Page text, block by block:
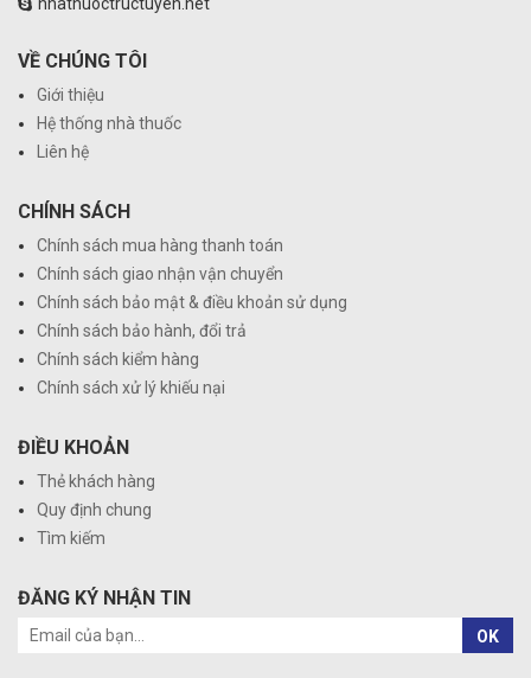
VỀ CHÚNG TÔI
Giới thiệu
Hệ thống nhà thuốc
Liên hệ
CHÍNH SÁCH
Chính sách mua hàng thanh toán
Chính sách giao nhận vận chuyển
Chính sách bảo mật & điều khoản sử dụng
Chính sách bảo hành, đổi trả
Chính sách kiểm hàng
Chính sách xử lý khiếu nại
ĐIỀU KHOẢN
Thẻ khách hàng
Quy định chung
Tìm kiếm
ĐĂNG KÝ NHẬN TIN
OK